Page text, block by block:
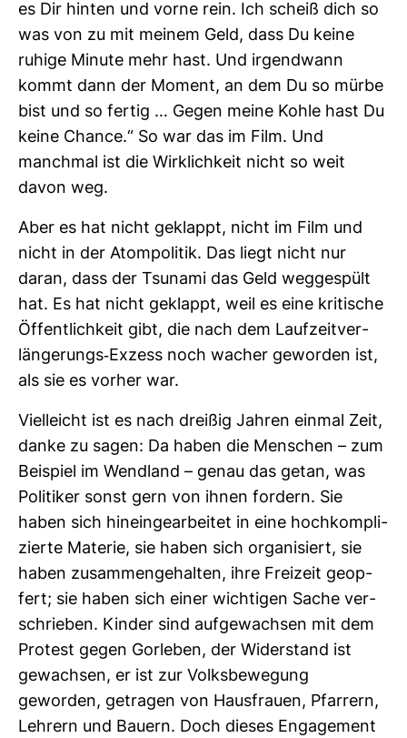
es Dir hinten und vorne rein. Ich scheiß dich so
was von zu mit meinem Geld, dass Du keine
ruhige Minute mehr hast. Und irgend­wann
kommt dann der Moment, an dem Du so mürbe
bist und so fertig … Gegen meine Kohle hast Du
keine Chance.“ So war das im Film. Und
manchmal ist die Wirk­lich­keit nicht so weit
davon weg.
Aber es hat nicht geklappt, nicht im Film und
nicht in der Atom­po­litik. Das liegt nicht nur
daran, dass der Tsu­nami das Geld weg­ge­spült
hat. Es hat nicht geklappt, weil es eine kri­ti­sche
Öffent­lich­keit gibt, die nach dem Lauf­zeit­ver­
län­ge­rungs-​Exzess noch wacher geworden ist,
als sie es vorher war.
Viel­leicht ist es nach dreißig Jahren einmal Zeit,
danke zu sagen: Da haben die Men­schen – zum
Bei­spiel im Wend­land – genau das getan, was
Poli­tiker sonst gern von ihnen for­dern. Sie
haben sich hin­ein­ge­ar­beitet in eine hoch­kom­pli­
zierte Materie, sie haben sich orga­ni­siert, sie
haben zusam­men­ge­halten, ihre Frei­zeit geop­
fert; sie haben sich einer wich­tigen Sache ver­
schrieben. Kinder sind auf­ge­wachsen mit dem
Pro­test gegen Gor­leben, der Wider­stand ist
gewachsen, er ist zur Volks­be­we­gung
geworden, getragen von Haus­frauen, Pfar­rern,
Leh­rern und Bauern. Doch dieses Enga­ge­ment